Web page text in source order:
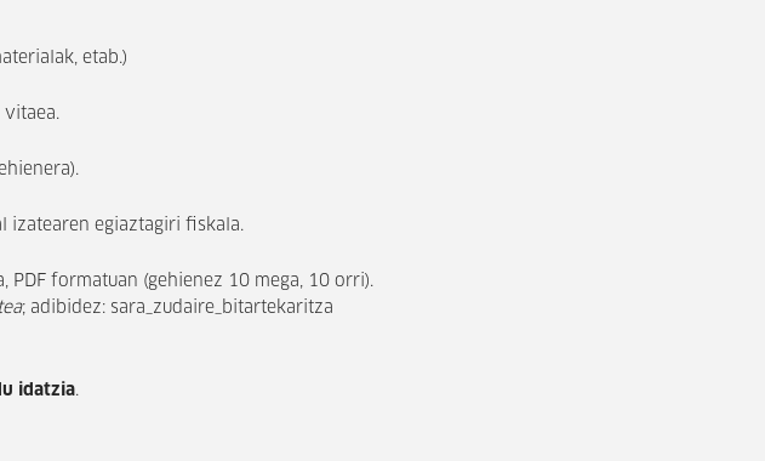
etab.)
vitaea.
izatearen egiaztagiri fiskala.
formatuan (gehienez 10 mega, 10 orri).
; adibidez: sara_zudaire_bitartekaritza
idatzia.